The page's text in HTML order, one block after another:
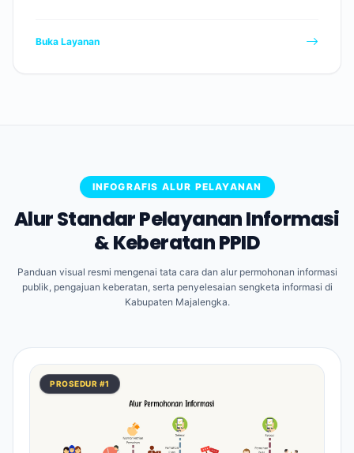
Buka Layanan
INFOGRAFIS ALUR PELAYANAN
Alur Standar Pelayanan Informasi
& Keberatan PPID
Panduan visual resmi mengenai tata cara dan alur permohonan informasi
publik, pengajuan keberatan, serta penyelesaian sengketa informasi di
Kabupaten Majalengka.
PROSEDUR #1